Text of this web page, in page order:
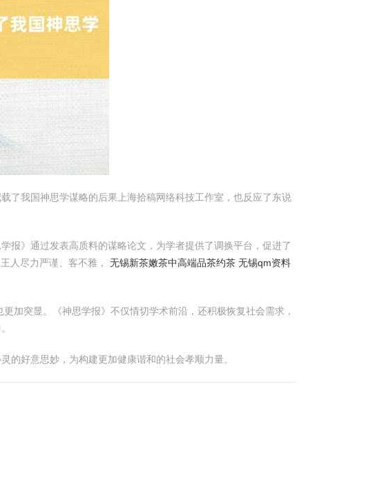
了我国神思学谋略的后果上海拾稿网络科技工作室，也反应了东说
报》通过发表高质料的谋略论文，为学者提供了调换平台，促进了
王人尽力严谨、客不雅， 无锡新茶嫩茶中高端品茶约茶 无锡qm资料
加突显。《神思学报》不仅情切学术前沿，还积极恢复社会需求，
的好意思妙，为构建更加健康谐和的社会孝顺力量。